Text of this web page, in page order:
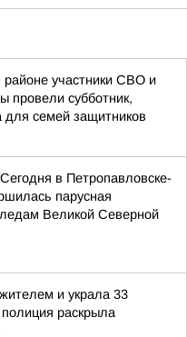
участники СВО и
провели субботник,
для семей защитников
в Петропавловске-
парусная
Великой Северной
и украла 33
полиция раскрыла